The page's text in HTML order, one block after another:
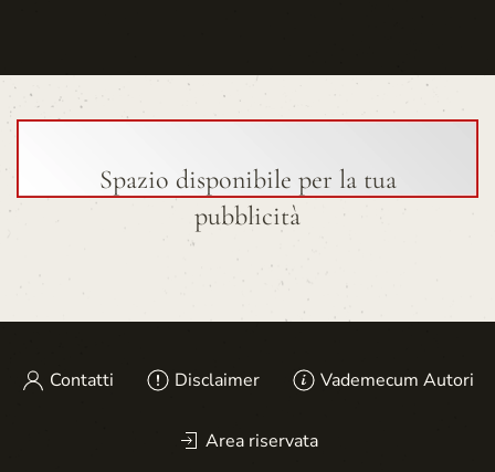
Spazio disponibile per la tua
pubblicità
Contatti Disclaimer Vademecum Autori
Area riservata